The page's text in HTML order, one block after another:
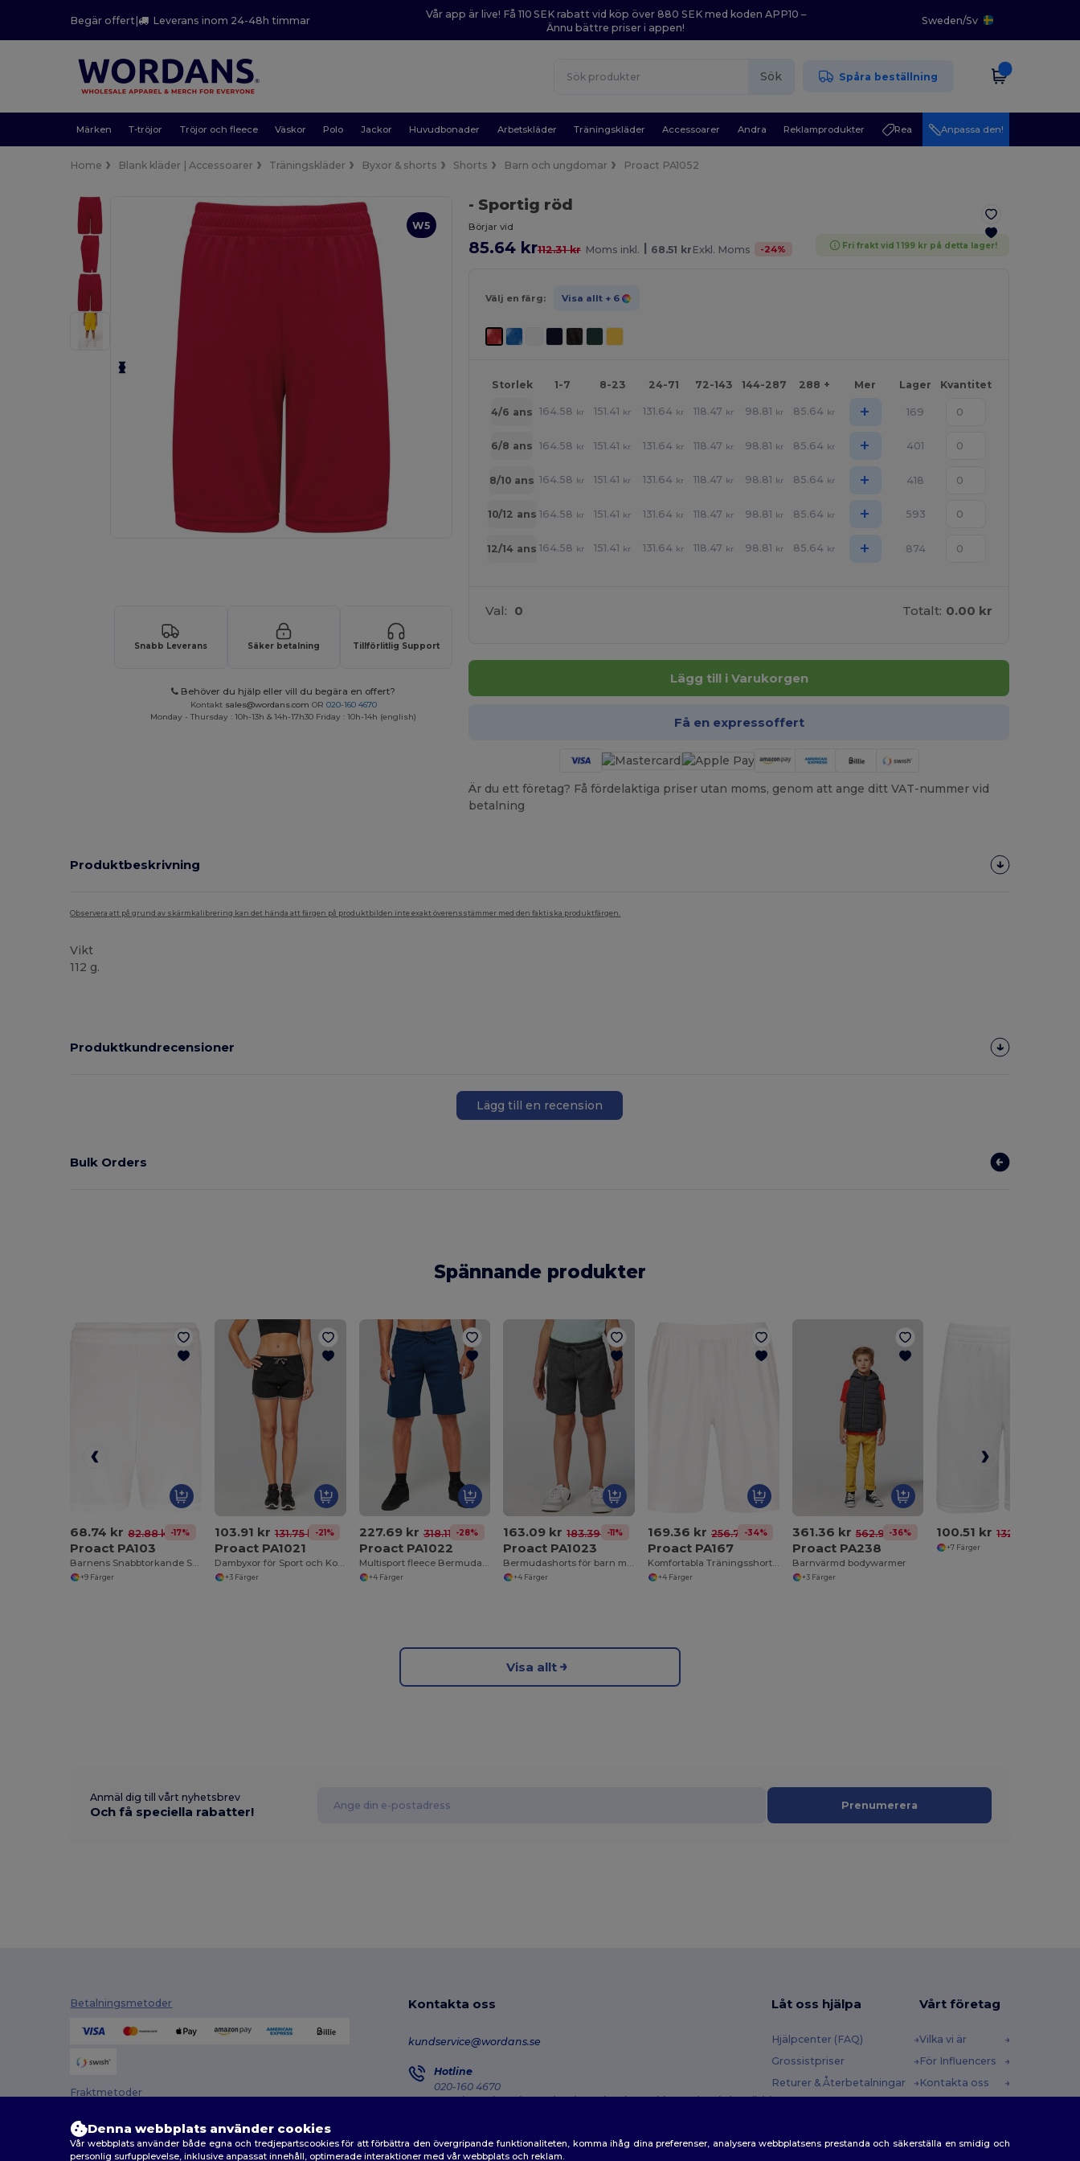
Begär offert| Leverans inom 24-48h timmar
Vår app är live! Få 110 SEK rabatt vid köp över 880 SEK med koden APP10 –
Ännu bättre priser i appen!
Sweden/Sv
Sök Spåra beställning
Märken T-tröjor Tröjor och fleece Väskor Polo Jackor Huvudbonader Arbetskläder Träningskläder Accessoarer Andra Reklamprodukter Rea Anpassa den!
Home Blank kläder | Accessoarer Träningskläder Byxor & shorts Shorts Barn och ungdomar Proact PA1052
W5
Snabb Leverans Säker betalning Tillförlitlig Support
Behöver du hjälp eller vill du begära en offert?
Kontakt sales@wordans.com OR 020-160 4670
Monday - Thursday : 10h-13h & 14h-17h30 Friday : 10h-14h (english)
- Sportig röd
Börjar vid
85.64 kr112.31 kr Moms inkl. | 68.51 kr Exkl. Moms -24% Fri frakt vid 1 199 kr på detta lager!
Välj en färg: Visa allt + 6
Storlek 1-7 8-23 24-71 72-143 144-287 288 + Mer Lager Kvantitet
4/6 ans 164.58 kr 151.41 kr 131.64 kr 118.47 kr 98.81 kr 85.64 kr + 169
6/8 ans 164.58 kr 151.41 kr 131.64 kr 118.47 kr 98.81 kr 85.64 kr + 401
8/10 ans 164.58 kr 151.41 kr 131.64 kr 118.47 kr 98.81 kr 85.64 kr + 418
10/12 ans 164.58 kr 151.41 kr 131.64 kr 118.47 kr 98.81 kr 85.64 kr + 593
12/14 ans 164.58 kr 151.41 kr 131.64 kr 118.47 kr 98.81 kr 85.64 kr + 874
Val: 0 Totalt: 0.00 kr
Lägg till i Varukorgen
Få en expressoffert
Är du ett företag? Få fördelaktiga priser utan moms, genom att ange ditt VAT-nummer vid
betalning
Produktbeskrivning
Observera att på grund av skärmkalibrering kan det hända att färgen på produktbilden inte exakt överensstämmer med den faktiska produktfärgen.
Vikt
112 g.
Produktkundrecensioner
Lägg till en recension
Bulk Orders
Spännande produkter
68.74 kr 82.88 kr-17%
Proact PA103
Barnens Snabbtorkande Sportshorts med Elastisk Midja
+9 Färger
103.91 kr 131.75 kr-21%
Proact PA1021
Dambyxor för Sport och Komfort
+3 Färger
227.69 kr 318.11 kr-28%
Proact PA1022
Multisport fleece Bermuda shorts för vuxna
+4 Färger
163.09 kr 183.39 kr-11%
Proact PA1023
Bermudashorts för barn med multisport fleece
+4 Färger
169.36 kr 256.70 kr
-34%
Proact PA167
Komfortabla Träningsshorts med Djupa Fickor
+4 Färger
361.36 kr 562.91 kr
-36%
Proact PA238
Barnvärmd bodywarmer
+3 Färger
100.51 kr 132.07 kr
+7 Färger
Visa allt
Anmäl dig till vårt nyhetsbrev
Och få speciella rabatter! Prenumerera
Betalningsmetoder
Fraktmetoder
Kontakta oss
kundservice@wordans.se
Hotline
020-160 4670
Monday - Thursday : 10h-13h & 14h-17h30 Friday : 10h-14h (english)
Låt oss hjälpa
Hjälpcenter (FAQ)
Grossistpriser
Returer & Återbetalningar
Rabattkoder
Vårt företag
Vilka vi är
För Influencers
Kontakta oss
Denna webbplats använder cookies
Vår webbplats använder både egna och tredjepartscookies för att förbättra den övergripande funktionaliteten, komma ihåg dina preferenser, analysera webbplatsens prestanda och säkerställa en smidig och
personlig surfupplevelse, inklusive anpassat innehåll, optimerade interaktioner med vår webbplats och reklam.